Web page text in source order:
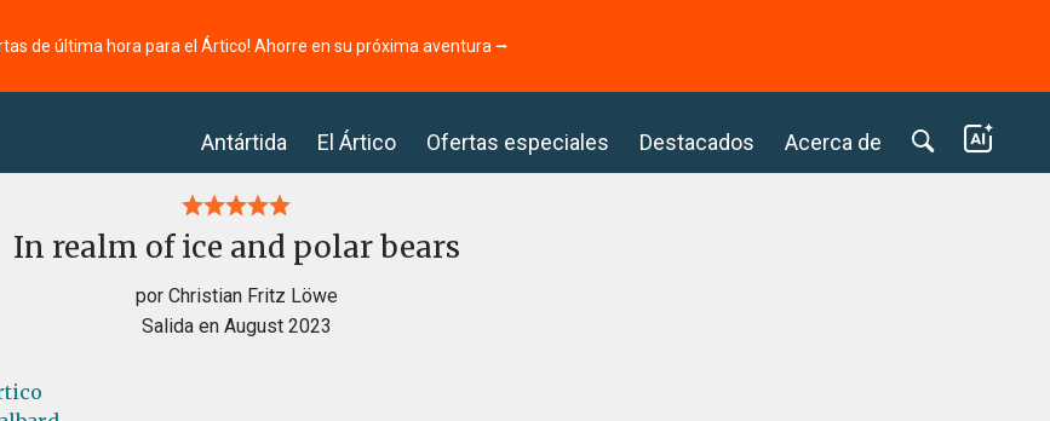
de última hora para el Ártico! Ahorre en su próxima aventura ⭢
Antártida El Ártico Ofertas especiales Destacados Acerca de
In realm of ice and polar bears
por Christian Fritz Löwe
Salida en August 2023